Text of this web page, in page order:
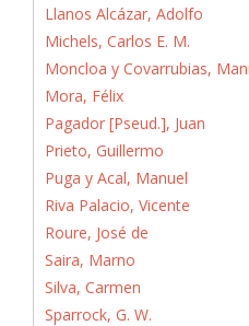
Llanos Alcázar, Adolfo
Michels, Carlos E. M.
Moncloa y Covarrubias,
Mora, Félix
Pagador [Pseud.], Juan
Prieto, Guillermo
Puga y Acal, Manuel
Riva Palacio, Vicente
Roure, José de
Saira, Marno
Silva, Carmen
Sparrock, G. W.